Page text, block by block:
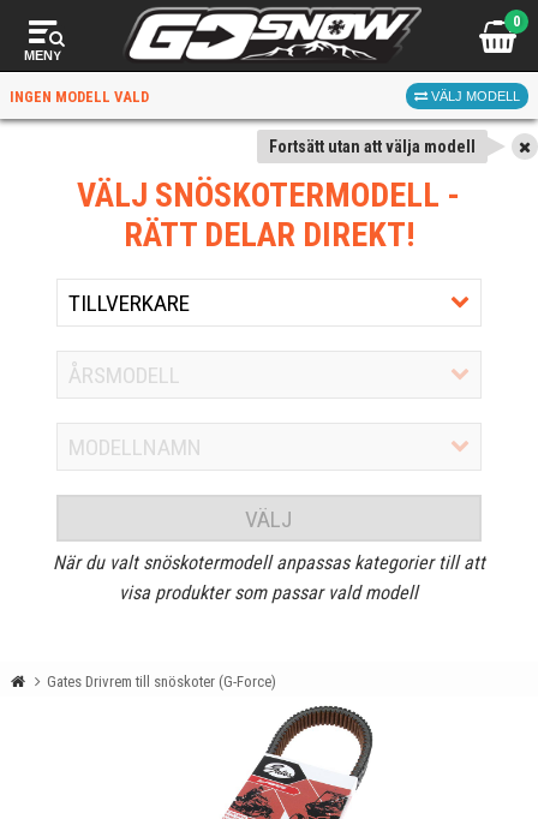
MENY
0
INGEN MODELL VALD VÄLJ MODELL
Fortsätt utan att välja modell
VÄLJ SNÖSKOTERMODELL -
RÄTT DELAR DIREKT!
VÄLJ
När du valt snöskotermodell anpassas kategorier till att
visa produkter som passar vald modell
Gates Drivrem till snöskoter (G-Force)